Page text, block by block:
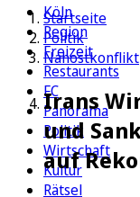
Köln
Region
Freizeit
Restaurants
FC
Panorama
Politik
Wirtschaft
Kultur
Rätsel
Startseite
Politik
Nahostkonflikt
Irans
und
auf